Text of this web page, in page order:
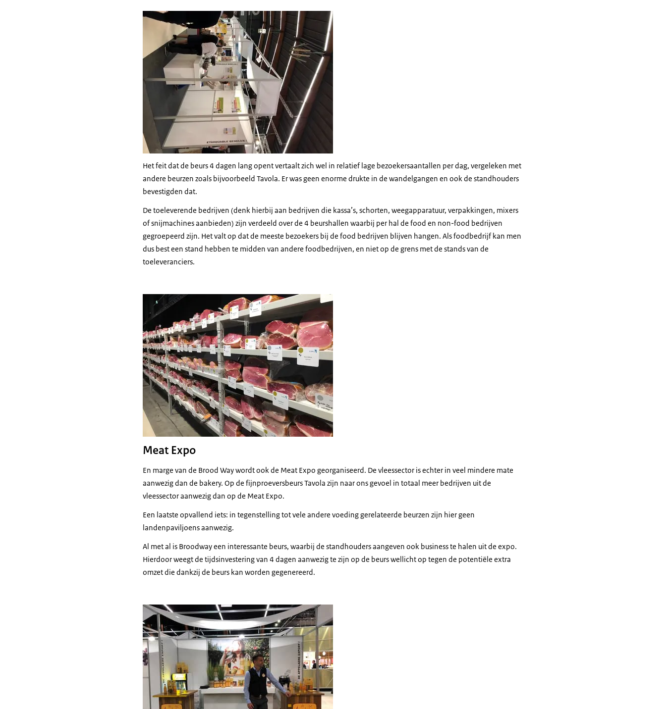
Het feit dat de beurs 4 dagen lang opent vertaalt zich wel in relatief lage bezoekersaantallen per dag, vergeleken met
andere beurzen zoals bijvoorbeeld Tavola. Er was geen enorme drukte in de wandelgangen en ook de standhouders
bevestigden dat.
De toeleverende bedrijven (denk hierbij aan bedrijven die kassa’s, schorten, weegapparatuur, verpakkingen, mixers
of snijmachines aanbieden) zijn verdeeld over de 4 beurshallen waarbij per hal de food en non-food bedrijven
gegroepeerd zijn. Het valt op dat de meeste bezoekers bij de food bedrijven blijven hangen. Als foodbedrijf kan men
dus best een stand hebben te midden van andere foodbedrijven, en niet op de grens met de stands van de
toeleveranciers.
Meat Expo
En marge van de Brood Way wordt ook de Meat Expo georganiseerd. De vleessector is echter in veel mindere mate
aanwezig dan de bakery. Op de fijnproeversbeurs Tavola zijn naar ons gevoel in totaal meer bedrijven uit de
vleessector aanwezig dan op de Meat Expo.
Een laatste opvallend iets: in tegenstelling tot vele andere voeding gerelateerde beurzen zijn hier geen
landenpaviljoens aanwezig.
Al met al is Broodway een interessante beurs, waarbij de standhouders aangeven ook business te halen uit de expo.
Hierdoor weegt de tijdsinvestering van 4 dagen aanwezig te zijn op de beurs wellicht op tegen de potentiële extra
omzet die dankzij de beurs kan worden gegenereerd.